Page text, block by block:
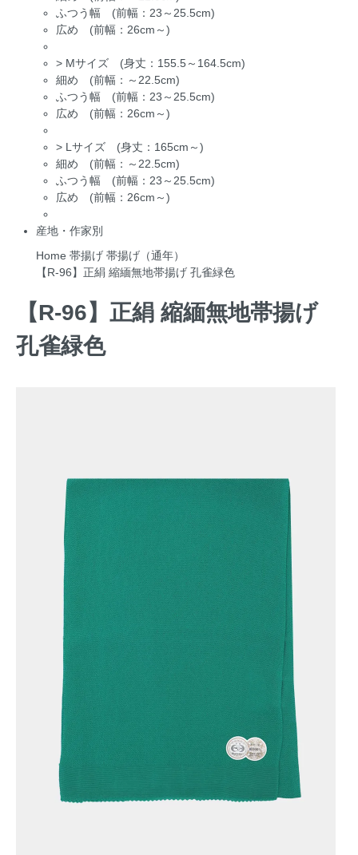
ふつう幅 (前幅：23～25.5cm)
広め (前幅：26cm～)
> Mサイズ (身丈：155.5～164.5cm)
細め (前幅：～22.5cm)
ふつう幅 (前幅：23～25.5cm)
広め (前幅：26cm～)
> Lサイズ (身丈：165cm～)
細め (前幅：～22.5cm)
ふつう幅 (前幅：23～25.5cm)
広め (前幅：26cm～)
産地・作家別
Home 帯揚げ 帯揚げ（通年）
【R-96】正絹 縮緬無地帯揚げ 孔雀緑色
【R-96】正絹 縮緬無地帯揚げ
孔雀緑色